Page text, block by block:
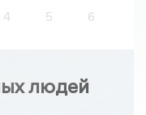
4 5 6
людей